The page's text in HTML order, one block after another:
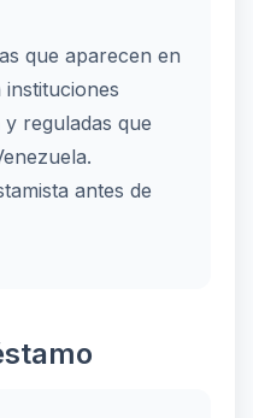
que aparecen en
reguladas que
antes de